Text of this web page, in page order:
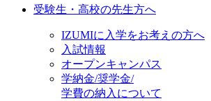
受験生・高校の先生方へ
IZUMIに入学をお考えの方へ
入試情報
オープンキャンパス
学納金/奨学金/
学費の納入について